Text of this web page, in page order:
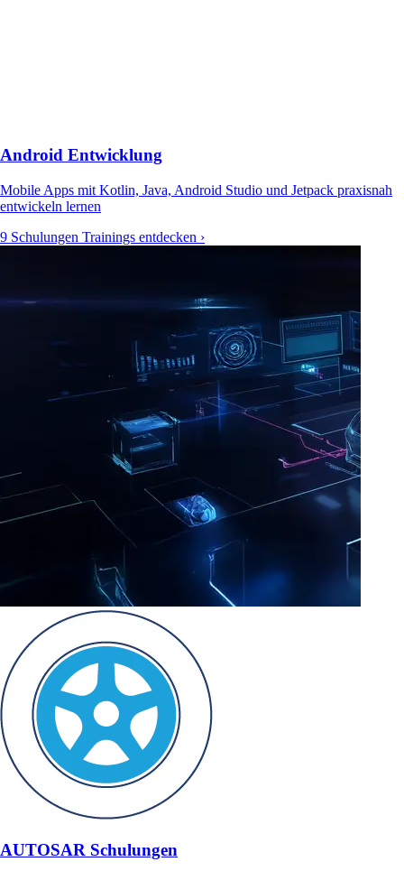
Android Entwicklung
Mobile Apps mit Kotlin, Java, Android Studio und Jetpack praxisnah
entwickeln lernen
9 Schulungen Trainings entdecken ›
AUTOSAR Schulungen